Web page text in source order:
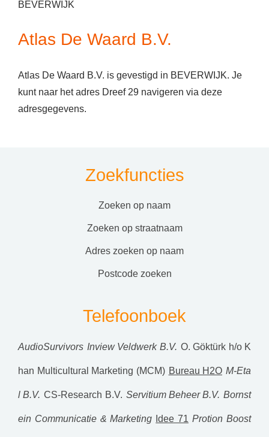
BEVERWIJK
Atlas De Waard B.V.
Atlas De Waard B.V. is gevestigd in BEVERWIJK. Je
kunt naar het adres Dreef 29 navigeren via deze
adresgegevens.
Zoekfuncties
zoeken op naam
zoeken op straatnaam
adres zoeken op naam
postcode zoeken
Telefoonboek
AudioSurvivors Inview Veldwerk B.V. O. Göktürk h/o K
han Multicultural Marketing (MCM) Bureau H2O M-Eta
l B.V. CS-Research B.V. Servitium Beheer B.V. Bornst
ein Communicatie & Marketing Idee 71 Protion Boost